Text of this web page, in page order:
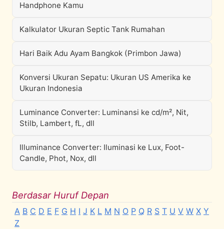
Handphone Kamu
Kalkulator Ukuran Septic Tank Rumahan
Hari Baik Adu Ayam Bangkok (Primbon Jawa)
Konversi Ukuran Sepatu: Ukuran US Amerika ke
Ukuran Indonesia
Luminance Converter: Luminansi ke cd/m², Nit,
Stilb, Lambert, fL, dll
Illuminance Converter: Iluminasi ke Lux, Foot-
Candle, Phot, Nox, dll
Berdasar Huruf Depan
A B C D E F G H I J K L M N O P Q R S T U V W X Y
Z